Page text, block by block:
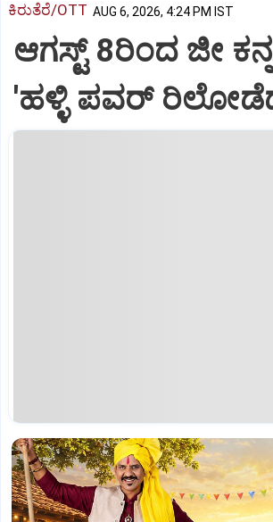
ಕಿರುತೆರೆ/OTT AUG 6, 2026, 4:24 PM IST
ಆಗಸ್ಟ್ 8ರಿಂದ ಜೀ
'ಹಳ್ಳಿ ಪವರ್